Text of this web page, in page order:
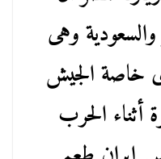
وهى
خاصة الجيش
أثناء الحرب